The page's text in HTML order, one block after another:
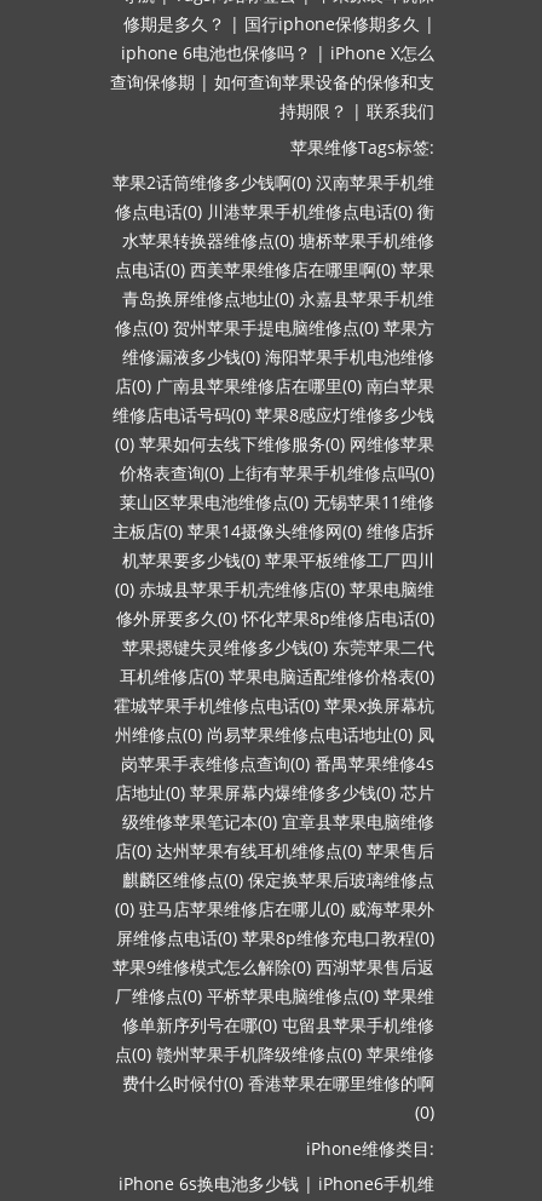
修期是多久？ | 国行iphone保修期多久 |
iphone 6电池也保修吗？ | iPhone X怎么
查询保修期 | 如何查询苹果设备的保修和支
持期限？ | 联系我们
苹果维修Tags标签:
苹果2话筒维修多少钱啊(0) 汉南苹果手机维
修点电话(0) 川港苹果手机维修点电话(0) 衡
水苹果转换器维修点(0) 塘桥苹果手机维修
点电话(0) 西美苹果维修店在哪里啊(0) 苹果
青岛换屏维修点地址(0) 永嘉县苹果手机维
修点(0) 贺州苹果手提电脑维修点(0) 苹果方
维修漏液多少钱(0) 海阳苹果手机电池维修
店(0) 广南县苹果维修店在哪里(0) 南白苹果
维修店电话号码(0) 苹果8感应灯维修多少钱
(0) 苹果如何去线下维修服务(0) 网维修苹果
价格表查询(0) 上街有苹果手机维修点吗(0)
莱山区苹果电池维修点(0) 无锡苹果11维修
主板店(0) 苹果14摄像头维修网(0) 维修店拆
机苹果要多少钱(0) 苹果平板维修工厂四川
(0) 赤城县苹果手机壳维修店(0) 苹果电脑维
修外屏要多久(0) 怀化苹果8p维修店电话(0)
苹果摁键失灵维修多少钱(0) 东莞苹果二代
耳机维修店(0) 苹果电脑适配维修价格表(0)
霍城苹果手机维修点电话(0) 苹果x换屏幕杭
州维修点(0) 尚易苹果维修点电话地址(0) 凤
岗苹果手表维修点查询(0) 番禺苹果维修4s
店地址(0) 苹果屏幕内爆维修多少钱(0) 芯片
级维修苹果笔记本(0) 宜章县苹果电脑维修
店(0) 达州苹果有线耳机维修点(0) 苹果售后
麒麟区维修点(0) 保定换苹果后玻璃维修点
(0) 驻马店苹果维修店在哪儿(0) 威海苹果外
屏维修点电话(0) 苹果8p维修充电口教程(0)
苹果9维修模式怎么解除(0) 西湖苹果售后返
厂维修点(0) 平桥苹果电脑维修点(0) 苹果维
修单新序列号在哪(0) 屯留县苹果手机维修
点(0) 赣州苹果手机降级维修点(0) 苹果维修
费什么时候付(0) 香港苹果在哪里维修的啊
(0)
iPhone维修类目:
iPhone 6s换电池多少钱 | iPhone6手机维